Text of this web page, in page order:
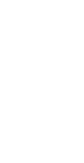
de tolerancia de